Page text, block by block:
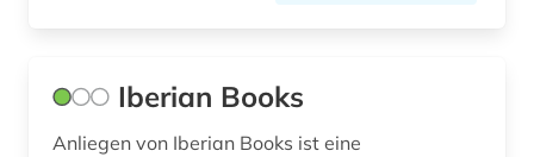
katalanistik (1)
Iberian Books
Anliegen von Iberian Books ist eine